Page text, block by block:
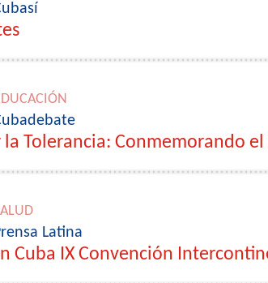
Tolerancia: Conmemorando
Latina
Cuba IX Convención